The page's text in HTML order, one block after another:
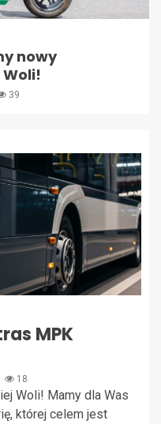
nowy
39
MPK
18
Woli! Mamy dla Was
której celem jest